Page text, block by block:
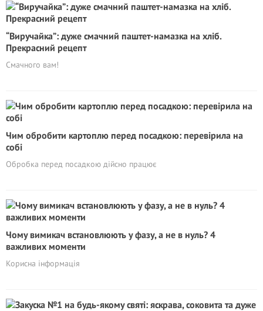
“Виручайка”: дуже смачний паштет-намазка на хліб.
Прекрасний рецепт
Смачного вам!
Чим обробити картоплю перед посадкою: перевірила на
собі
Обробка перед посадкою дійсно працює
Чому вимикач встановлюють у фазу, а не в нуль? 4
важливих моменти
Корисна інформація